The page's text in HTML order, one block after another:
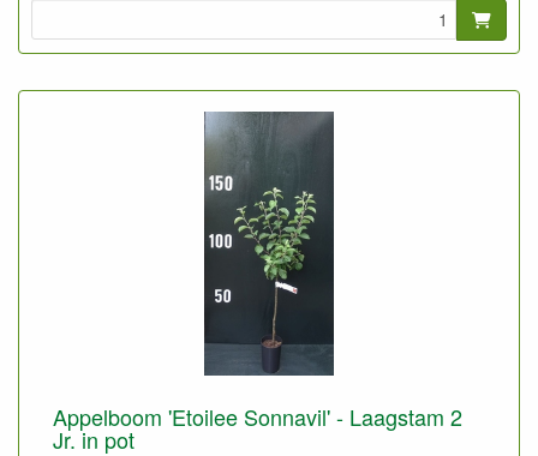
Appelboom 'Etoilee Sonnavil' - Laagstam 2
Jr. in pot